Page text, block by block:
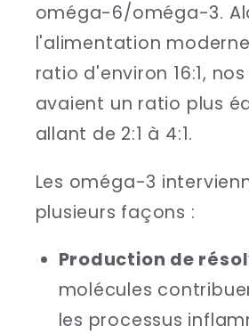
oméga-6/oméga-3.
l'alimentation
ratio d'environ 16:1,
avaient un ratio plus
allant de 2:1 à 4:1.
Les oméga-3
plusieurs façons :
Production de
molécules
les processus